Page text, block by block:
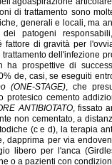
di trattamento sono
generali e locali, ma
patogeni
di gravità per
dell'infezione
ha prospettive di
de, casi, se eseguiti
STAGE), che
cemento
ANTIBIOTATO, fissato
non cementato, a
(c e d), la terapia
dapprima per via
libero per l'anca
o a pazienti con